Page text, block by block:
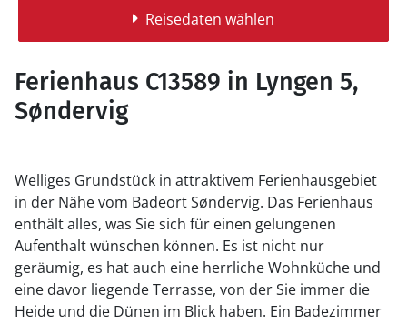
Reisedaten wählen
Ferienhaus C13589 in Lyngen 5,
Søndervig
Welliges Grundstück in attraktivem Ferienhausgebiet
in der Nähe vom Badeort Søndervig. Das Ferienhaus
enthält alles, was Sie sich für einen gelungenen
Aufenthalt wünschen können. Es ist nicht nur
geräumig, es hat auch eine herrliche Wohnküche und
eine davor liegende Terrasse, von der Sie immer die
Heide und die Dünen im Blick haben. Ein Badezimmer